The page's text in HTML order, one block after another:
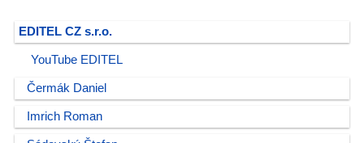
EDITEL CZ s.r.o.
YouTube EDITEL
Čermák Daniel
Imrich Roman